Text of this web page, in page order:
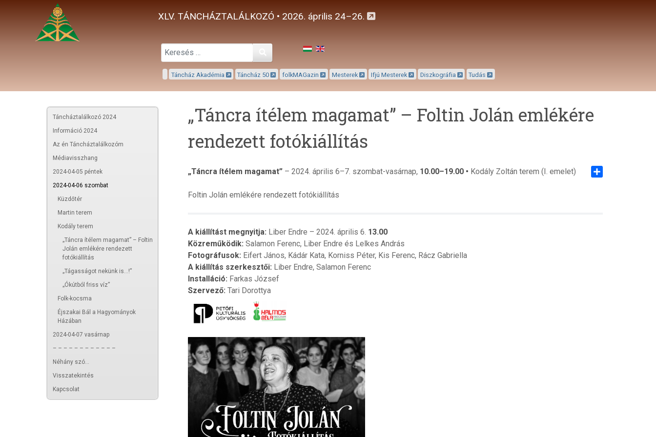
XLV. TÁNCHÁZTALÁLKOZÓ • 2026. április 24–26.
Keresés
Táncház Akadémia Táncház 50 folkMAGazin Mesterek Ifjú Mesterek Diszkográfia Tudás
Táncháztalálkozó 2024
Információ 2024
Az én Táncháztalálkozóm
Médiavisszhang
2024-04-05 péntek
2024-04-06 szombat
Küzdőtér
Martin terem
Kodály terem
„Táncra ítélem magamat” – Foltin
Jolán emlékére rendezett
fotókiállítás
„Tágasságot nekünk is...!”
„Ókútból friss víz”
Folk-kocsma
Éjszakai Bál a Hagyományok
Házában
2024-04-07 vasárnap
– – – – – – – – – – – –
Néhány szó...
Visszatekintés
Kapcsolat
„Táncra ítélem magamat” – Foltin Jolán emlékére
rendezett fotókiállítás
„Táncra ítélem magamat” – 2024. április 6–7. szombat-vasárnap, 10.00–19.00 • Kodály Zoltán terem (I. emelet)
Foltin Jolán emlékére rendezett fotókiállítás
A kiállítást megnyitja: Liber Endre – 2024. április 6. 13.00
Közreműködik: Salamon Ferenc, Liber Endre és Lelkes András
Fotográfusok: Eifert János, Kádár Kata, Korniss Péter, Kis Ferenc, Rácz Gabriella
A kiállítás szerkesztői: Liber Endre, Salamon Ferenc
Installáció: Farkas József
Szervező: Tari Dorottya